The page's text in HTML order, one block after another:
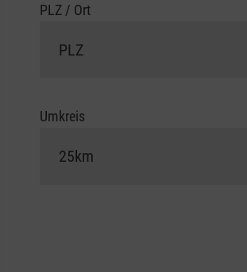
PLZ / Ort
Umkreis